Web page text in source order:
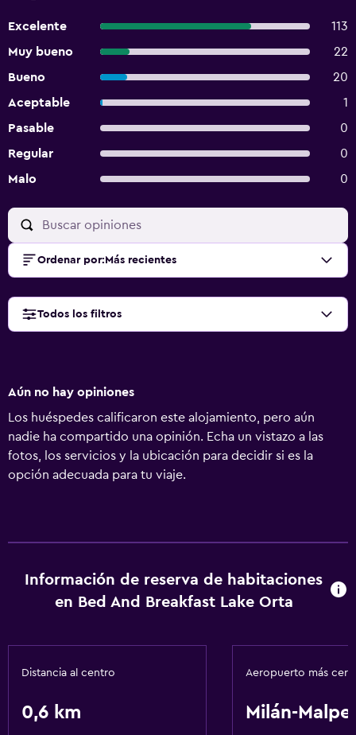
Excelente
113
Muy bueno
22
Bueno
20
Aceptable
1
Pasable
0
Regular
0
Malo
0
Ordenar por: Más recientes
Todos los filtros
Aún no hay opiniones
Los huéspedes calificaron este alojamiento, pero aún
nadie ha compartido una opinión. Echa un vistazo a las
fotos, los servicios y la ubicación para decidir si es la
opción adecuada para tu viaje.
Información de reserva de habitaciones
en Bed And Breakfast Lake Orta
Distancia al centro
0,6 km
Aeropuerto más
Milán-